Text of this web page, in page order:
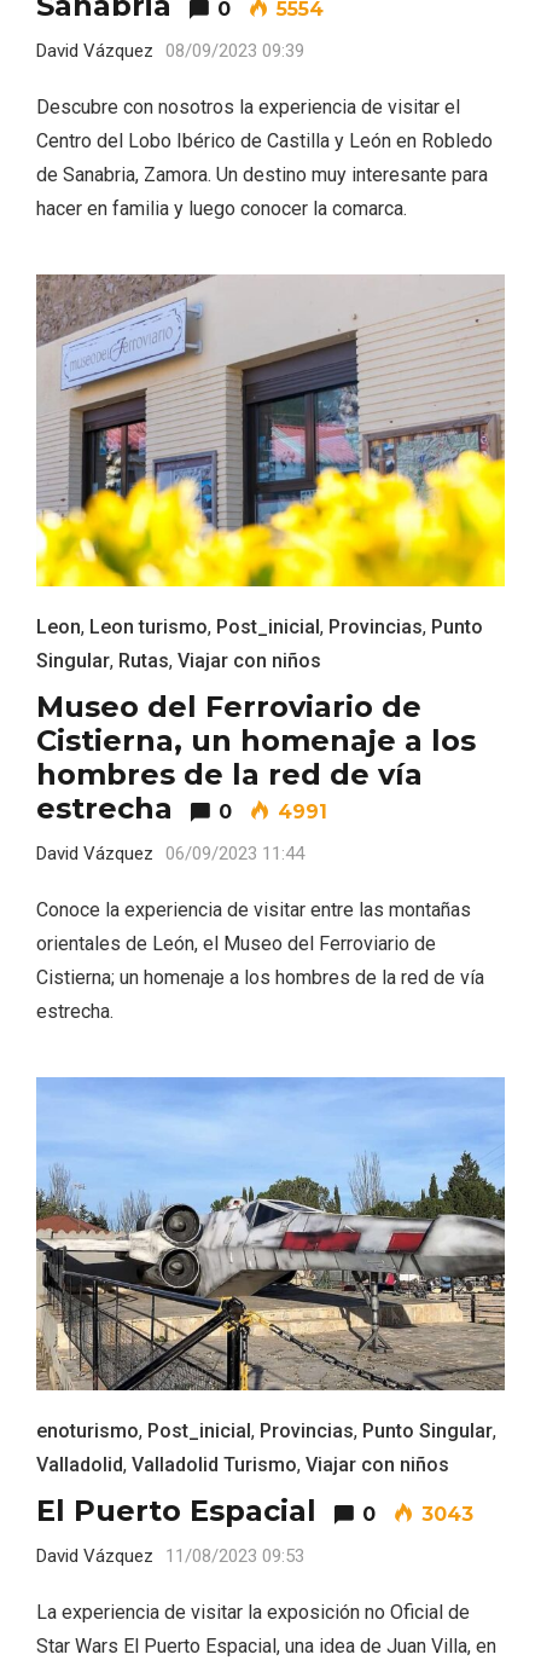
0 5554
David Vázquez 08/09/2023 09:39
Descubre con nosotros la experiencia de visitar el
Centro del Lobo Ibérico de Castilla y León en Robledo
de Sanabria, Zamora. Un destino muy interesante para
hacer en familia y luego conocer la comarca.
Leon, Leon turismo, Post_inicial , Provincias, Punto
Singular, Rutas, Viajar con niños
Museo del Ferroviario de
Cistierna, un homenaje a los
hombres de la red de vía
estrecha
0 4991
David Vázquez 06/09/2023 11:44
Conoce la experiencia de visitar entre las montañas
orientales de León, el Museo del Ferroviario de
Cistierna; un homenaje a los hombres de la red de vía
estrecha.
enoturismo, Post_inicial, Provincias, Punto Singular,
Valladolid, Valladolid Turismo, Viajar con niños
El Puerto Espacial 0 3043
David Vázquez 11/08/2023 09:53
La experiencia de visitar la exposición no Oficial de
Star Wars El Puerto Espacial, una idea de Juan Villa, en
El Cronicón de Oña sale a la calle
Conciertos gratuitos del coro Wetherby
VII Feria del Vino de Sotillo 2026 ‘Sotillo,
el Vino y Yo’